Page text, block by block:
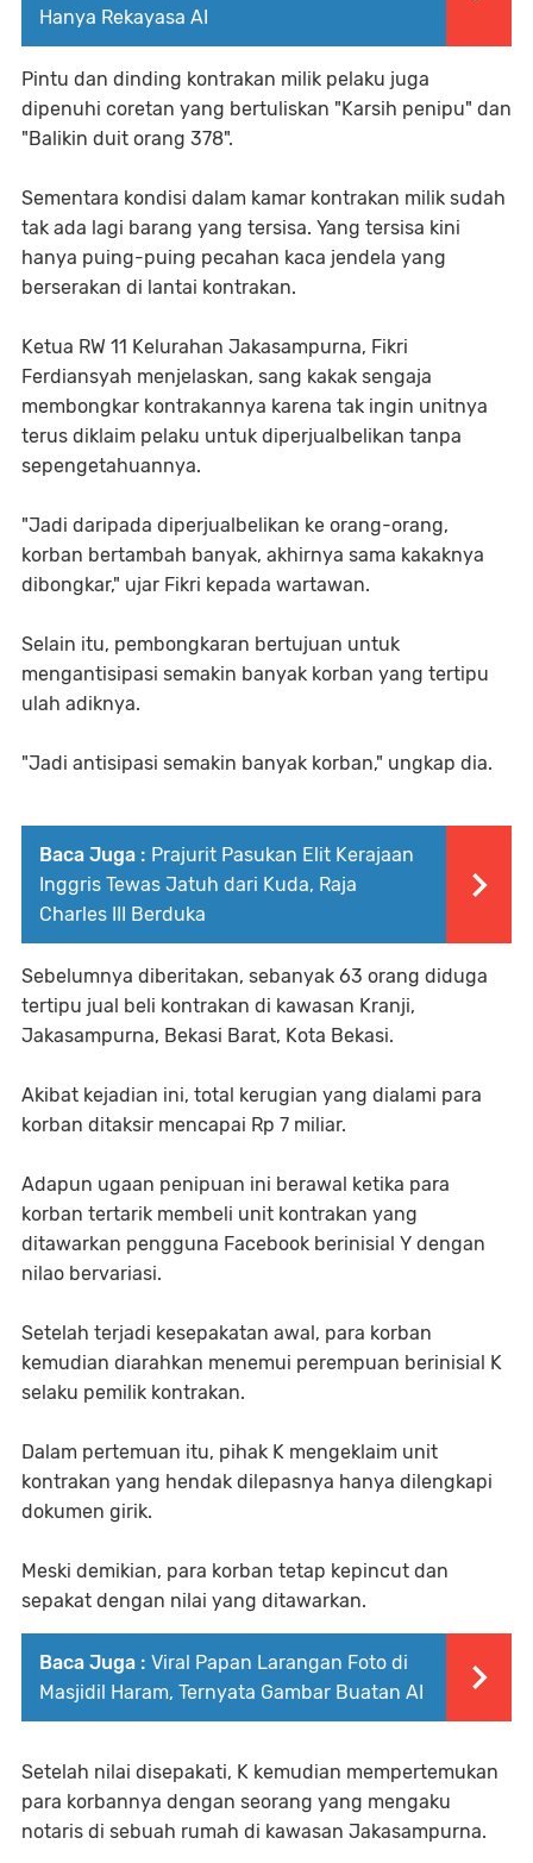
Hanya Rekayasa AI
Pintu dan dinding kontrakan milik pelaku juga
dipenuhi coretan yang bertuliskan "Karsih penipu" dan
"Balikin duit orang 378".
Sementara kondisi dalam kamar kontrakan milik sudah
tak ada lagi barang yang tersisa. Yang tersisa kini
hanya puing-puing pecahan kaca jendela yang
berserakan di lantai kontrakan.
Ketua RW 11 Kelurahan Jakasampurna, Fikri
Ferdiansyah menjelaskan, sang kakak sengaja
membongkar kontrakannya karena tak ingin unitnya
terus diklaim pelaku untuk diperjualbelikan tanpa
sepengetahuannya.
"Jadi daripada diperjualbelikan ke orang-orang,
korban bertambah banyak, akhirnya sama kakaknya
dibongkar," ujar Fikri kepada wartawan.
Selain itu, pembongkaran bertujuan untuk
mengantisipasi semakin banyak korban yang tertipu
ulah adiknya.
"Jadi antisipasi semakin banyak korban," ungkap dia.
Baca Juga : Prajurit Pasukan Elit Kerajaan
Inggris Tewas Jatuh dari Kuda, Raja
Charles III Berduka
Sebelumnya diberitakan, sebanyak 63 orang diduga
tertipu jual beli kontrakan di kawasan Kranji,
Jakasampurna, Bekasi Barat, Kota Bekasi.
Akibat kejadian ini, total kerugian yang dialami para
korban ditaksir mencapai Rp 7 miliar.
Adapun ugaan penipuan ini berawal ketika para
korban tertarik membeli unit kontrakan yang
ditawarkan pengguna Facebook berinisial Y dengan
nilao bervariasi.
Setelah terjadi kesepakatan awal, para korban
kemudian diarahkan menemui perempuan berinisial K
selaku pemilik kontrakan.
Dalam pertemuan itu, pihak K mengeklaim unit
kontrakan yang hendak dilepasnya hanya dilengkapi
dokumen girik.
Meski demikian, para korban tetap kepincut dan
sepakat dengan nilai yang ditawarkan.
Baca Juga : Viral Papan Larangan Foto di
Masjidil Haram, Ternyata Gambar Buatan AI
Setelah nilai disepakati, K kemudian mempertemukan
para korbannya dengan seorang yang mengaku
notaris di sebuah rumah di kawasan Jakasampurna.